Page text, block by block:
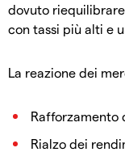
dovuto
con tassi più alti e
La reazione dei
Rafforzamento
Rialzo dei